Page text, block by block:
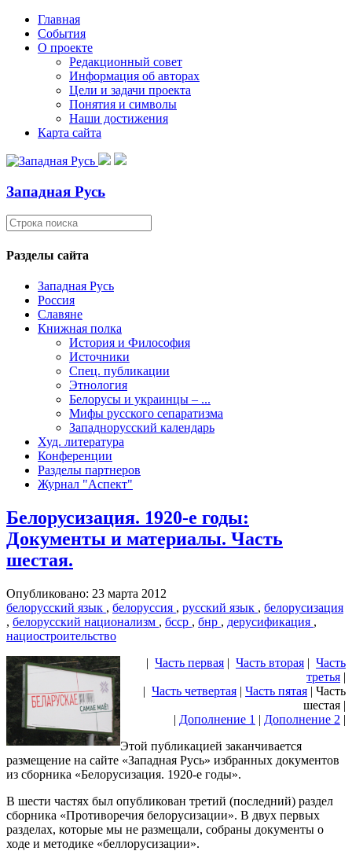
Главная
События
О проекте
Редакционный совет
Информация об авторах
Цели и задачи проекта
Понятия и символы
Наши достижения
Карта сайта
Западная Русь
Разделы сайта
Западная Русь
Россия
Славяне
Книжная полка
История и Философия
Источники
Спец. публикации
Этнология
Белорусы и украинцы – ...
Мифы русского сепаратизма
Западнорусский календарь
Худ. литература
Конференции
Разделы партнеров
Журнал "Аспект"
Белорусизация. 1920-е годы:
Документы и материалы. Часть
шестая.
Опубликовано: 23 марта 2012
белорусский язык , белоруссия , русский язык , белорусизация
, белорусский национализм , бсср , бнр , дерусификация ,
нациостроительство
| Часть первая | Часть вторая | Часть
третья |
| Часть четвертая | Часть пятая | Часть
шестая |
| Дополнение 1 | Дополнение 2 |
Этой публикацией заканчивается
размещение на сайте «Западная Русь» избранных документов
из сборника «Белорусизация. 1920-е годы».
В шести частях был опубликован третий (последний) раздел
сборника «Противоречия белорусизации». В двух первых
разделах, которые мы не размещали, собраны документы о
ходе и методике «беллорусизации».